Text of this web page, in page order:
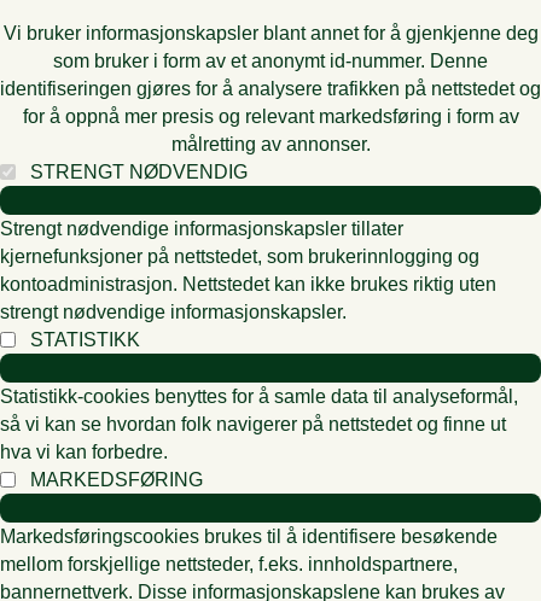
Vi bruker informasjonskapsler blant annet for å gjenkjenne deg
som bruker i form av et anonymt id-nummer. Denne
identifiseringen gjøres for å analysere trafikken på nettstedet og
for å oppnå mer presis og relevant markedsføring i form av
målretting av annonser.
STRENGT NØDVENDIG
Strengt nødvendige informasjonskapsler tillater
kjernefunksjoner på nettstedet, som brukerinnlogging og
kontoadministrasjon. Nettstedet kan ikke brukes riktig uten
strengt nødvendige informasjonskapsler.
STATISTIKK
Statistikk-cookies benyttes for å samle data til analyseformål,
så vi kan se hvordan folk navigerer på nettstedet og finne ut
hva vi kan forbedre.
MARKEDSFØRING
Markedsføringscookies brukes til å identifisere besøkende
mellom forskjellige nettsteder, f.eks. innholdspartnere,
bannernettverk. Disse informasjonskapslene kan brukes av